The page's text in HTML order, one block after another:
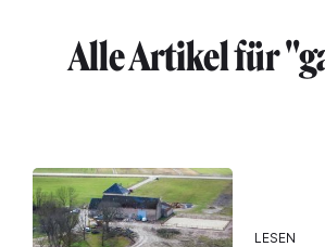
Alle Artikel für
LESEN